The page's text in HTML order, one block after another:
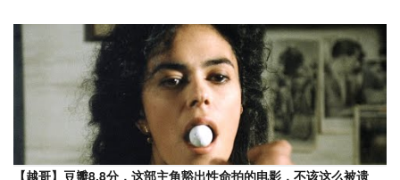
【越哥】豆瓣8.8分，这部主角豁出性命拍的电影，不该这么被遗